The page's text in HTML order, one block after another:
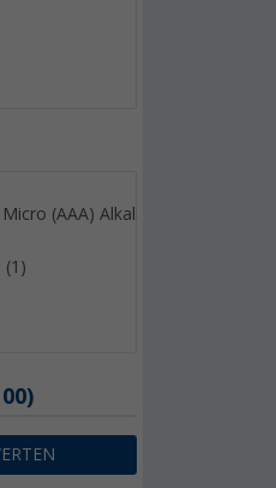
(AAA) Alkaline Batterie
(1)